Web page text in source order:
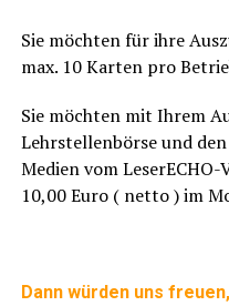
Sie möch­ten für ihre
max. 10 Kar­ten pro
Sie möch­ten mit Ihrem
Lehr­stel­len­bör­se und
Medi­en vom
10,00 Euro ( net­to ) im
Dann wür­den uns